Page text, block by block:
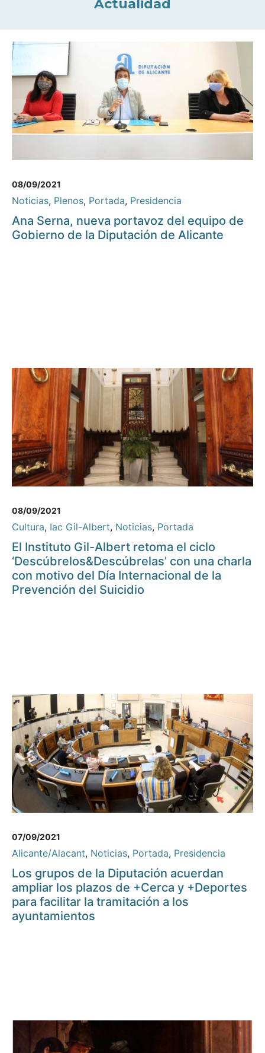
Actualidad
08/09/2021
Noticias, Plenos, Portada, Presidencia
Ana Serna, nueva portavoz del equipo de
Gobierno de la Diputación de Alicante
08/09/2021
Cultura, Iac Gil-Albert, Noticias, Portada
El Instituto Gil-Albert retoma el ciclo
‘Descúbrelos&Descúbrelas’ con una charla
con motivo del Día Internacional de la
Prevención del Suicidio
07/09/2021
Alicante/Alacant, Noticias, Portada, Presidencia
Los grupos de la Diputación acuerdan
ampliar los plazos de +Cerca y +Deportes
para facilitar la tramitación a los
ayuntamientos